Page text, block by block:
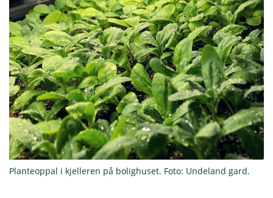
Planteoppal i kjelleren på bolighuset. Foto: Undeland gard.